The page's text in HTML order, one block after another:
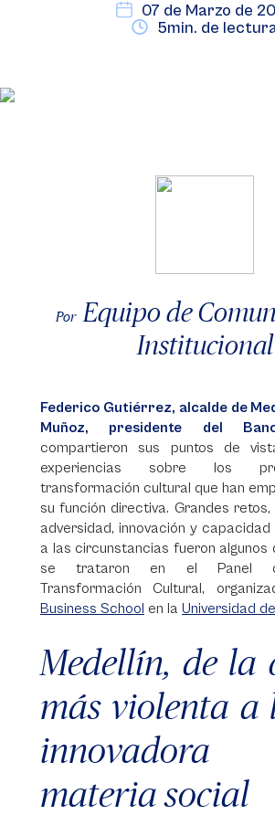
07 de Marzo de
5min. de
Por Equipo de
Institucional
Federico Gutiérrez, alcalde de
Muñoz, presidente del
compartieron sus puntos de
experiencias sobre los
transformación cultural que han
su función directiva. Grandes
adversidad, innovación y
a las circunstancias fueron algunos
se trataron en el Panel
Transformación Cultural,
Business School en la Universidad
Medellín, de la
más violenta a
materia social